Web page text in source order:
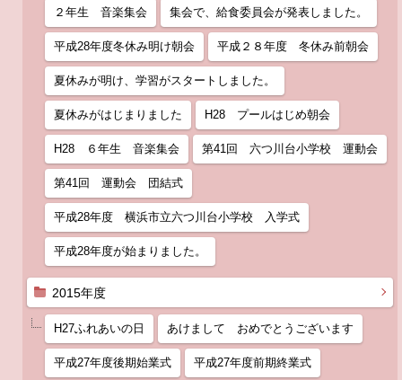
２年生 音楽集会 集会で、給食委員会が発表しました。
平成28年度冬休み明け朝会 平成２８年度 冬休み前朝会
夏休みが明け、学習がスタートしました。
夏休みがはじまりました H28 プールはじめ朝会
H28 ６年生 音楽集会 第41回 六つ川台小学校 運動会
第41回 運動会 団結式
平成28年度 横浜市立六つ川台小学校 入学式
平成28年度が始まりました。
2015年度
H27ふれあいの日 あけまして おめでとうございます
平成27年度後期始業式 平成27年度前期終業式